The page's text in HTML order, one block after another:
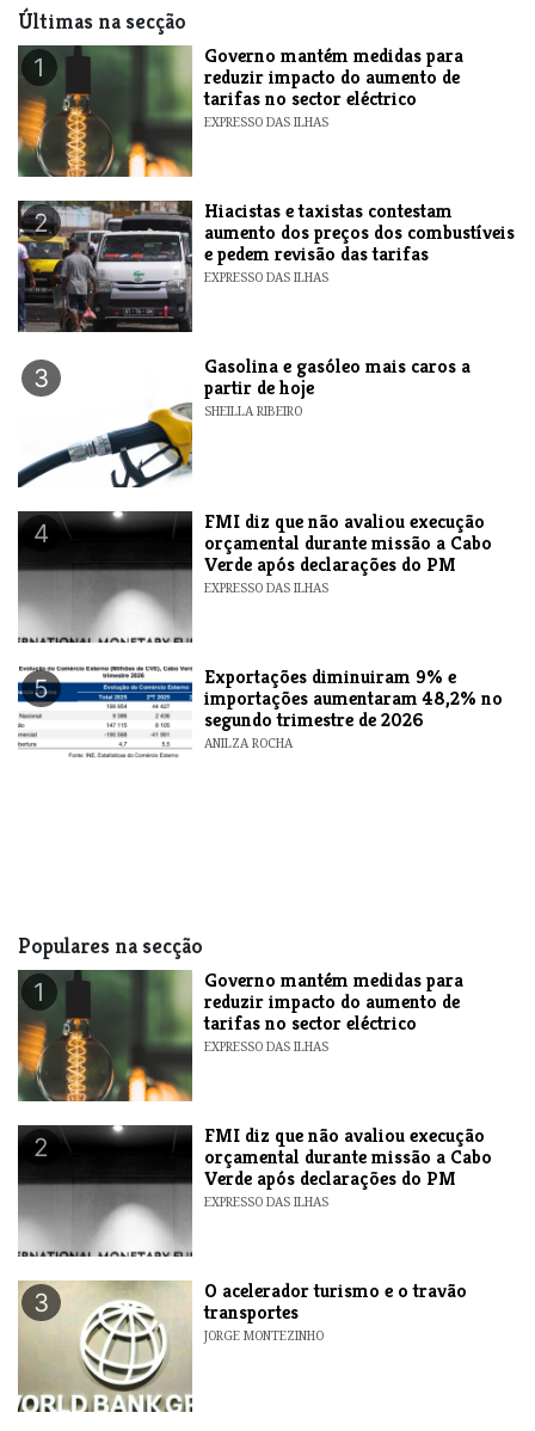
Últimas na secção
1
Governo mantém medidas para
reduzir impacto do aumento de
tarifas no sector eléctrico
EXPRESSO DAS ILHAS
2
Hiacistas e taxistas contestam
aumento dos preços dos combustíveis
e pedem revisão das tarifas
EXPRESSO DAS ILHAS
3
Gasolina e gasóleo mais caros a
partir de hoje
SHEILLA RIBEIRO
4
FMI diz que não avaliou execução
orçamental durante missão a Cabo
Verde após declarações do PM
EXPRESSO DAS ILHAS
5
Exportações diminuiram 9% e
importações aumentaram 48,2% no
segundo trimestre de 2026
ANILZA ROCHA
Populares na secção
1
Governo mantém medidas para
reduzir impacto do aumento de
tarifas no sector eléctrico
EXPRESSO DAS ILHAS
2
FMI diz que não avaliou execução
orçamental durante missão a Cabo
Verde após declarações do PM
EXPRESSO DAS ILHAS
3
O acelerador turismo e o travão
transportes
JORGE MONTEZINHO